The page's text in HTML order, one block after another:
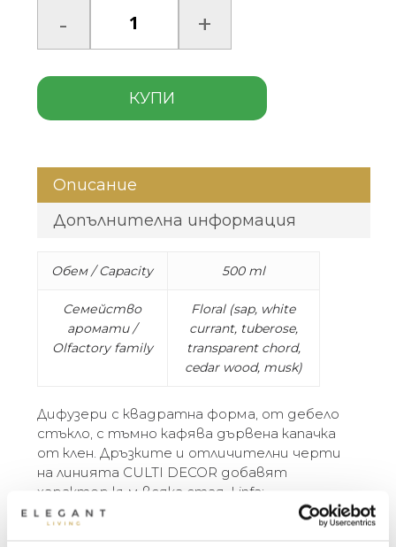
КУПИ
Описание
Допълнителна информация
Обем / Capacity 500 ml
Семейство
аромати /
Olfactory family
Floral (sap, white
currant, tuberose,
transparent chord,
cedar wood, musk)
Дифузери с квадратна форма, от дебело
стъкло, с тъмно кафява дървена капачка
от клен. Дръзките и отличителни черти
на линията CULTI DECOR добавят
характер към всяка стая. Linfa:
Преоткриваш себе си, разхождайки се из
гориста местност, която се спуска към